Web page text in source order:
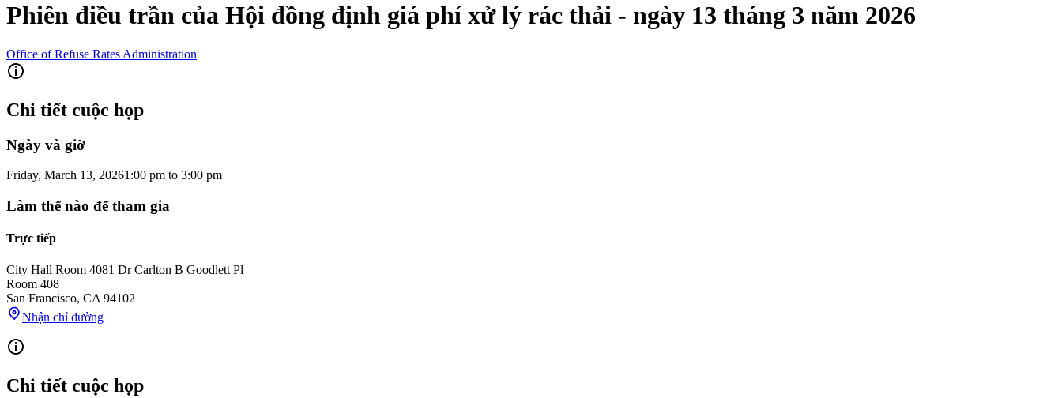
Phiên điều trần của Hội đồng định giá phí xử lý rác thải - ngày 13 tháng 3 năm 2026
Office of Refuse Rates Administration
Chi tiết cuộc họp
Ngày và giờ
Friday, March 13, 20261:00 pm to 3:00 pm
Làm thế nào để tham gia
Trực tiếp
City Hall Room 4081 Dr Carlton B Goodlett Pl
Room 408
San Francisco, CA 94102
Nhận chỉ đường
Chi tiết cuộc họp